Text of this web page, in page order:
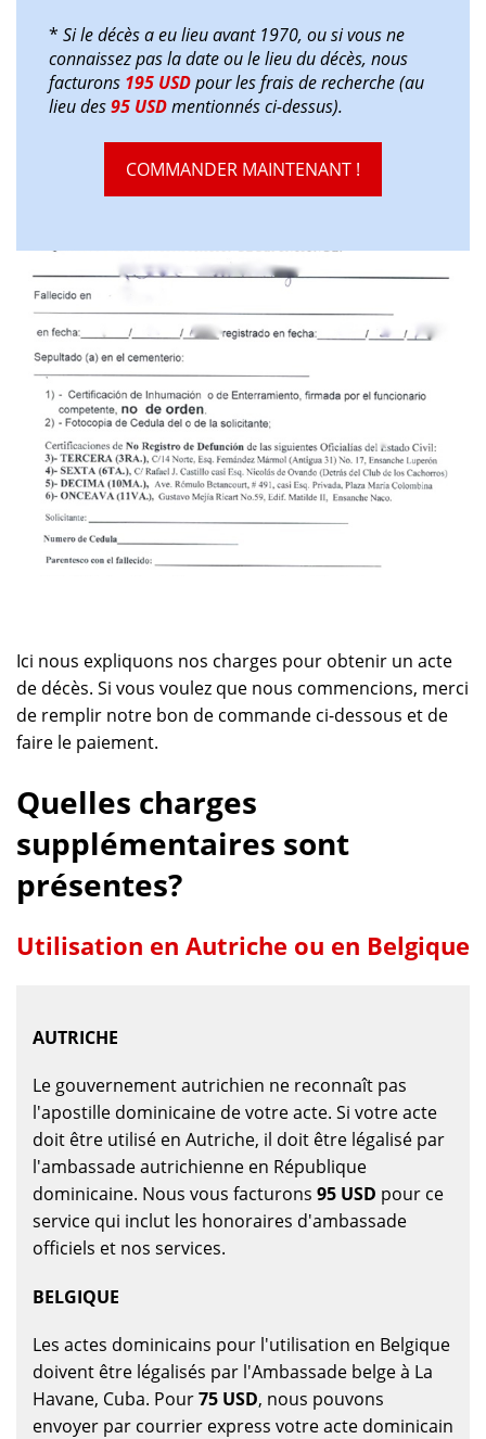
* Si le décès a eu lieu avant 1970, ou si vous ne
connaissez pas la date ou le lieu du décès, nous
facturons 195 USDpour les frais de recherche (au
lieu des95 USDmentionnés ci-dessus).
COMMANDER MAINTENANT !
Ici nous expliquons nos charges pour obtenir un acte
de décès. Si vous voulez que nous commencions, merci
de remplir notre bon de commande ci-dessous et de
faire le paiement.
Quelles charges
supplémentaires sont
présentes?
Utilisation en Autriche ou en Belgique
AUTRICHE
Le gouvernement autrichien ne reconnaît pas
l'apostille dominicaine de votre acte. Si votre acte
doit être utilisé en Autriche, il doit être légalisé par
l'ambassade autrichienne en République
dominicaine. Nous vous facturons 95 USD pour ce
service qui inclut les honoraires d'ambassade
officiels et nos services.
BELGIQUE
Les actes dominicains pour l'utilisation en Belgique
doivent être légalisés par l'Ambassade belge à La
Havane, Cuba. Pour75 USD, nous pouvons
envoyer par courrier express votre acte dominicain